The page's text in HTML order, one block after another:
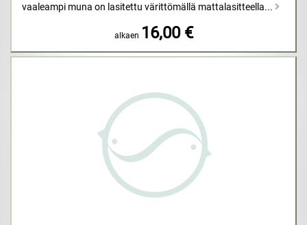
vaaleampi muna on lasitettu värittömällä mattalasitteella...
alkaen 16,00 €